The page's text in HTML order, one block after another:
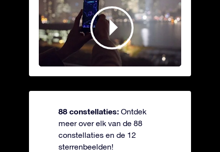
88 constellaties: Ontdek
meer over elk van de 88
constellaties en de 12
sterrenbeelden!